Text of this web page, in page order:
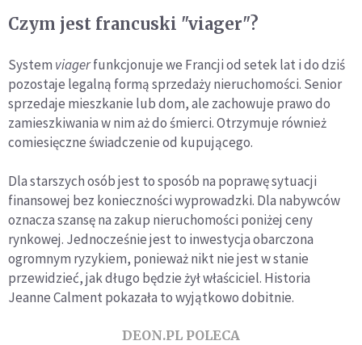
Czym jest francuski "viager"?
System viagerfunkcjonuje we Francji od setek lat i do dziś
pozostaje legalną formą sprzedaży nieruchomości. Senior
sprzedaje mieszkanie lub dom, ale zachowuje prawo do
zamieszkiwania w nim aż do śmierci. Otrzymuje również
comiesięczne świadczenie od kupującego.
Dla starszych osób jest to sposób na poprawę sytuacji
finansowej bez konieczności wyprowadzki. Dla nabywców
oznacza szansę na zakup nieruchomości poniżej ceny
rynkowej. Jednocześnie jest to inwestycja obarczona
ogromnym ryzykiem, ponieważ nikt nie jest w stanie
przewidzieć, jak długo będzie żył właściciel. Historia
Jeanne Calment pokazała to wyjątkowo dobitnie.
DEON.PL POLECA